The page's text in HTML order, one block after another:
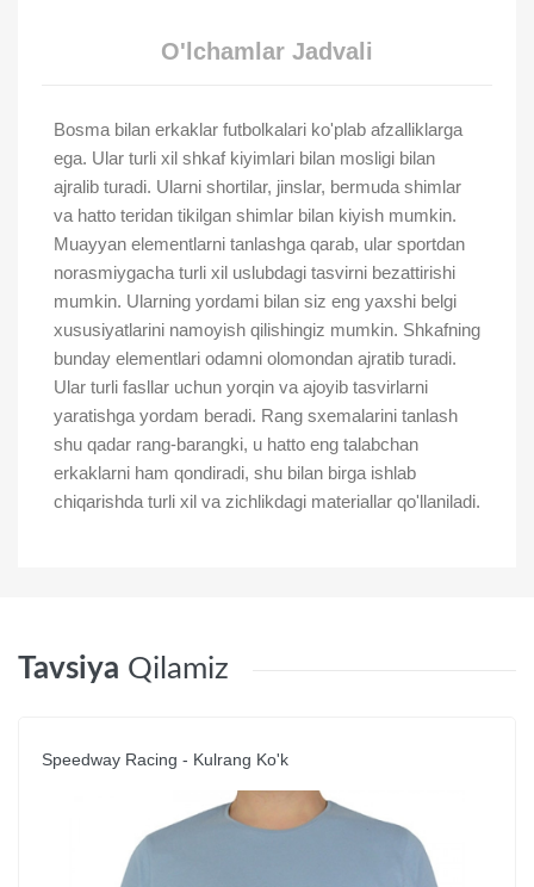
O'lchamlar Jadvali
Bosma bilan erkaklar futbolkalari ko'plab afzalliklarga
ega. Ular turli xil shkaf kiyimlari bilan mosligi bilan
ajralib turadi. Ularni shortilar, jinslar, bermuda shimlar
va hatto teridan tikilgan shimlar bilan kiyish mumkin.
Muayyan elementlarni tanlashga qarab, ular sportdan
norasmiygacha turli xil uslubdagi tasvirni bezattirishi
mumkin. Ularning yordami bilan siz eng yaxshi belgi
xususiyatlarini namoyish qilishingiz mumkin. Shkafning
bunday elementlari odamni olomondan ajratib turadi.
Ular turli fasllar uchun yorqin va ajoyib tasvirlarni
yaratishga yordam beradi. Rang sxemalarini tanlash
shu qadar rang-barangki, u hatto eng talabchan
erkaklarni ham qondiradi, shu bilan birga ishlab
chiqarishda turli xil va zichlikdagi materiallar qo'llaniladi.
Tavsiya Qilamiz
Speedway Racing - Kulrang Ko'k